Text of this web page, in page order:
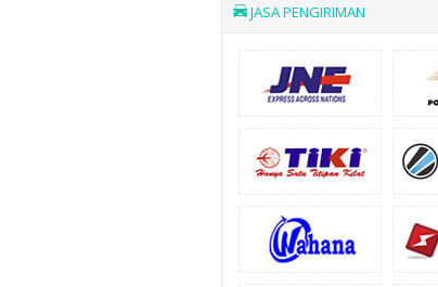
JASA PENGIRIMAN